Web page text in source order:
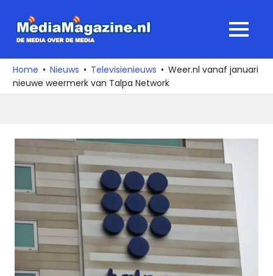
naar
media
over
de
MENU
Home Nieuws Televisienieuws
Weer.nl vanaf januari
nieuwe weermerk van Talpa Network